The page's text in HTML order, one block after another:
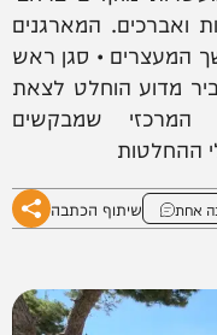
ואברכים. המארגנים
המעצרים • סגן ראש
מדוע הוחלט לצאת
שמבקשים
ההחלטות
אחת שיתוף הכתבה